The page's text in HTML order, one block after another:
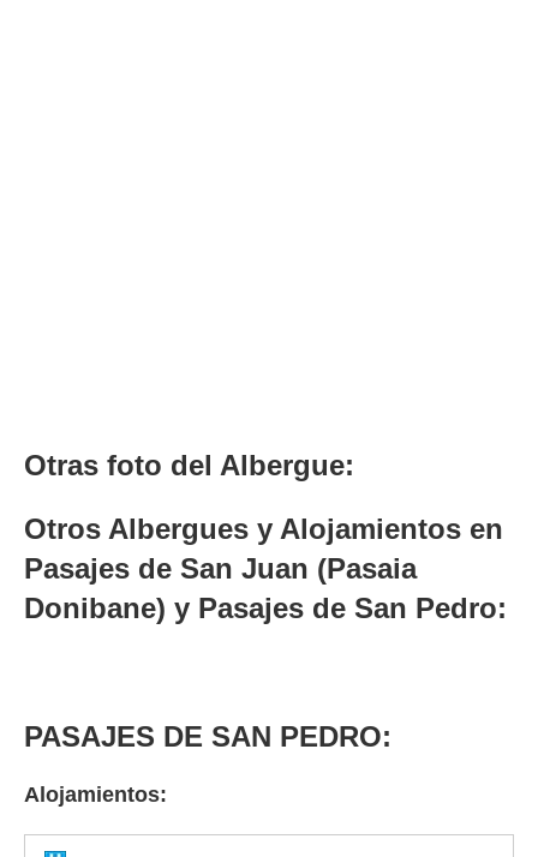
Otras foto del Albergue:
Otros Albergues y Alojamientos en
Pasajes de San Juan (Pasaia
Donibane) y Pasajes de San Pedro:
PASAJES DE SAN PEDRO:
Alojamientos: